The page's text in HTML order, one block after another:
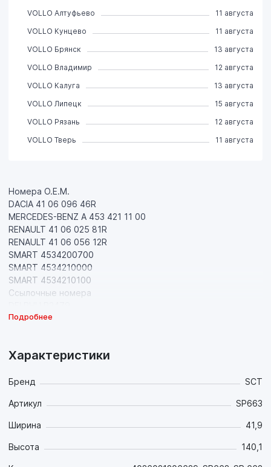
Номера О.Е.М.
DACIA 41 06 096 46R
MERCEDES-BENZ A 453 421 11 00
RENAULT 41 06 025 81R
RENAULT 41 06 056 12R
SMART 4534200700
SMART 4534210000
SMART 4534210100
Ссылочные номера
DENCKERMANN B111454
LPR 05P1702
Metelli 22-0975-2
Textar 2262601
Trusting 991.2
Марка Код мотора кв л.с. Год Примечание
Подробнее
Характеристики
Бренд SCT
Артикул SP663
Ширина 41,9
Высота 140,1
VOLLO Алтуфьево
11 августа
VOLLO Кунцево
11 августа
VOLLO Брянск
13 августа
VOLLO Владимир
12 августа
VOLLO Калуга
13 августа
VOLLO Липецк
15 августа
VOLLO Рязань
12 августа
VOLLO Тверь
11 августа